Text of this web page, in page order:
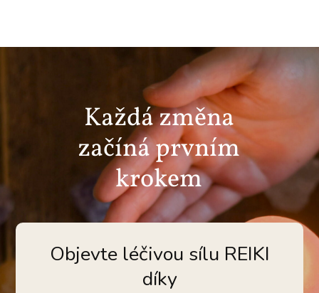
Každá změna
začíná prvním
krokem
Objevte léčivou sílu REIKI
díky